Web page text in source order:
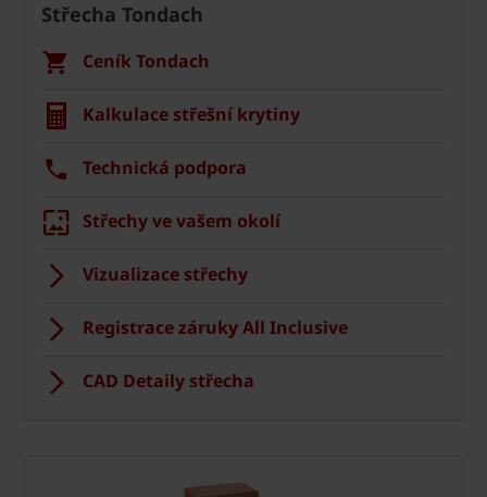
Střecha Tondach
Ceník Tondach
Kalkulace střešní krytiny
Technická podpora
Střechy ve vašem okolí
Vizualizace střechy
Registrace záruky All Inclusive
CAD Detaily střecha